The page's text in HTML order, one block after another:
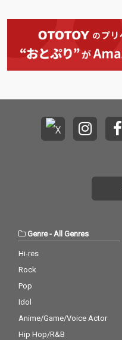
Genre-All Genres
Hi-res
Rock
Pop
Idol
Anime/Game/Voice Actor
Hip Hop/R&B